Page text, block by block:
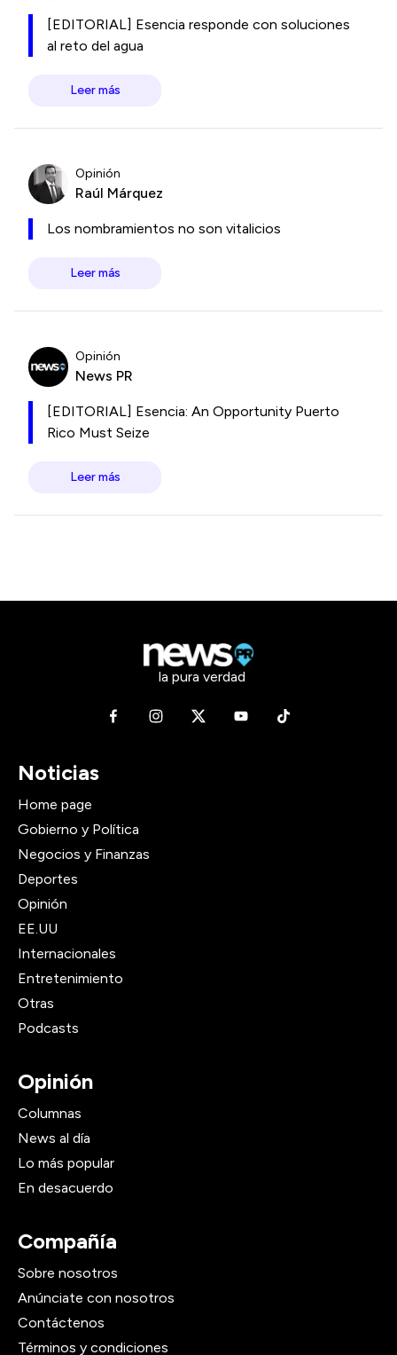
[EDITORIAL] Esencia responde con soluciones
al reto del agua
Leer más
Opinión
Raúl Márquez
Los nombramientos no son vitalicios
Leer más
Opinión
News PR
[EDITORIAL] Esencia: An Opportunity Puerto
Rico Must Seize
Leer más
la pura verdad
Noticias
Home page
Gobierno y Política
Negocios y Finanzas
Deportes
Opinión
EE.UU
Internacionales
Entretenimiento
Otras
Podcasts
Opinión
Columnas
News al día
Lo más popular
En desacuerdo
Compañía
Sobre nosotros
Anúnciate con nosotros
Contáctenos
Términos y condiciones